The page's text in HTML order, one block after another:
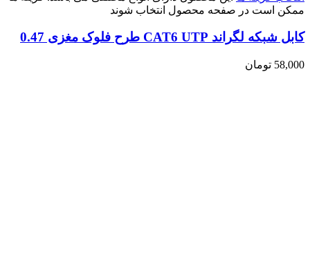
ممکن است در صفحه محصول انتخاب شوند
کابل شبکه لگراند CAT6 UTP طرح فلوک مغزی 0.47
58,000 تومان